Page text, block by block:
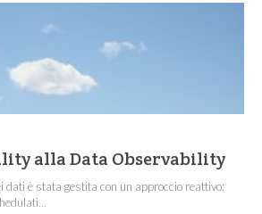
alla Data Observability
dati è stata gestita con un approccio reattivo: